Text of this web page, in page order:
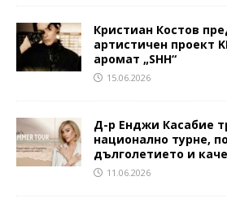
Кристиан Костов
артистичен проект
аромат „SHH“
15.06.2026
Д-р Енджи Касабие
национално турне,
дълголетието и
11.06.2026